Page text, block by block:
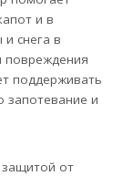
и в
снега в
повреждения
поддерживать
запотевание и
от